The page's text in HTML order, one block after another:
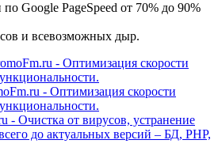
Google PageSpeed от 70% до 90%
и всевозможных дыр.
- Оптимизация скорости